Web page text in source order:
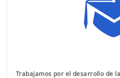
Trabajamos por el desarrollo de